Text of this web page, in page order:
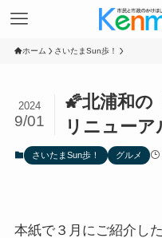
ホーム さいたまSun歩！
🌠北浦和の
リニューア
2024
9/01
さいたまSun歩！ グルメ
本紙で３月にご紹介し